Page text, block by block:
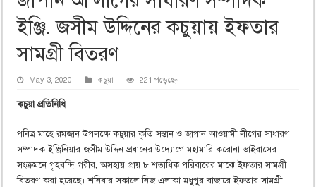
ইঞ্জি. জসীম উদ্দিনের কচুয়ায় ইফতার
সামগ্রী বিতরণ
May 3, 2020 কচুয়া 221 পড়েছেন
কচুয়া প্রতিনিধি
পবিত্র মাহে রমজান উপলক্ষে কচুয়ার কৃতি সন্তান ও জাপান আওয়ামী লীগের সাধারণ
সম্পাদক ইঞ্জিনিয়ার জসীম উদ্দিন প্রধানের উদ্যোগে মহামারি করোনা ভাইরাসের
সংক্রমনে গৃহবন্দি গরীব, অসহায় প্রায় ৮ শতাধিক পরিবারের মাঝে ইফতার সামগ্রী
বিতরণ করা হয়েছে। শনিবার সকালে নিজ এলাকা মধুপুর বাজারে ইফতার সামগ্রী